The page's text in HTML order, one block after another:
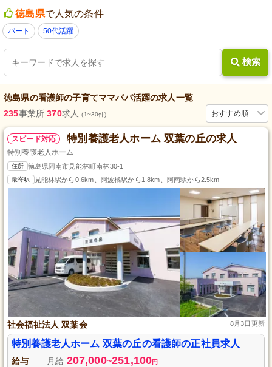
徳島県で人気の条件
パート 50代活躍
検索
徳島県の看護師の子育てママパパ活躍の求人一覧
おすすめ順
235事業所 370求人(1~30件)
スピード対応 特別養護老人ホーム 双葉の丘の求人
特別養護老人ホーム
住所 徳島県阿南市見能林町南林30-1
最寄駅 見能林駅から0.6km、阿波橘駅から1.8km、阿南駅から2.5km
社会福祉法人 双葉会 8月3日更新
特別養護老人ホーム 双葉の丘の看護師の正社員求人
給与 月給 207,000~251,100円